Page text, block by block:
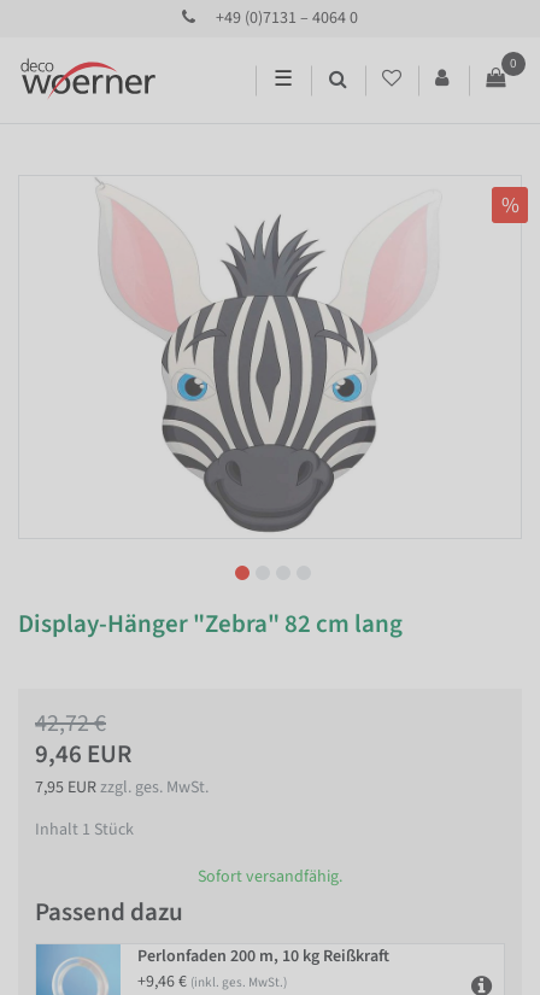
+49 (0)7131 – 4064 0
☰
0
%
Display-Hänger "Zebra" 82 cm lang
42,72 €
9,46 EUR
7,95 EURzzgl. ges. MwSt.
Inhalt 1 Stück
Sofort versandfähig.
Passend dazu
Perlonfaden 200 m, 10 kg Reißkraft
+9,46 € (inkl. ges. MwSt.)